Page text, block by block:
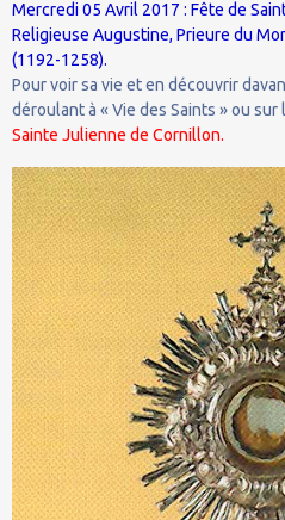
Mercredi 05 Avril 2017 : Fête de
Religieuse Augustine, Prieure du
(1192-1258).
Pour voir sa vie et en découvrir
déroulant à « Vie des Saints » ou sur
Sainte Julienne de Cornillon.